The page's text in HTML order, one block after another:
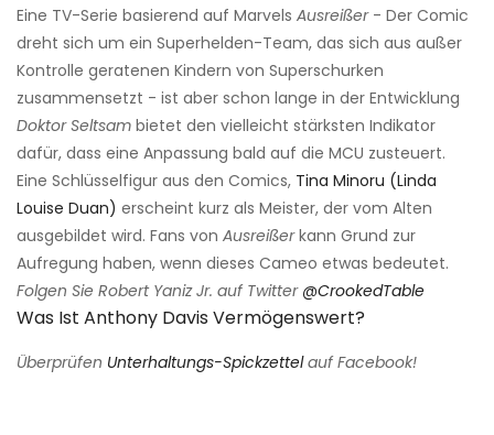
Eine TV-Serie basierend auf Marvels Ausreißer- Der Comic
dreht sich um ein Superhelden-Team, das sich aus außer
Kontrolle geratenen Kindern von Superschurken
zusammensetzt - ist aber schon lange in der Entwicklung
Doktor Seltsam bietet den vielleicht stärksten Indikator
dafür, dass eine Anpassung bald auf die MCU zusteuert.
Eine Schlüsselfigur aus den Comics, Tina Minoru (Linda
Louise Duan) erscheint kurz als Meister, der vom Alten
ausgebildet wird. Fans von Ausreißerkann Grund zur
Aufregung haben, wenn dieses Cameo etwas bedeutet.
Folgen Sie Robert Yaniz Jr. auf Twitter @CrookedTable
Was Ist Anthony Davis Vermögenswert?
Überprüfen Unterhaltungs-Spickzettel auf Facebook!